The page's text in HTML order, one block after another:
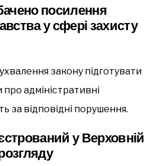
посилення
у сфері захисту
закону підготувати
адміністративні
за відповідні порушення.
у Верховній